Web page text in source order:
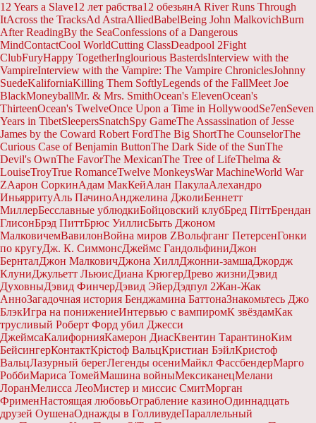
12 Years a Slave12 лет рабства12 обезьянA River Runs Through
ItAcross the TracksAd AstraAlliedBabelBeing John MalkovichBurn
After ReadingBy the SeaConfessions of a Dangerous
MindContactCool WorldCutting ClassDeadpool 2Fight
ClubFuryHappy TogetherInglourious BasterdsInterview with the
VampireInterview with the Vampire: The Vampire ChroniclesJohnny
SuedeKaliforniaKilling Them SoftlyLegends of the FallMeet Joe
BlackMoneyballMr. & Mrs. SmithOcean's ElevenOcean's
ThirteenOcean's TwelveOnce Upon a Time in HollywoodSe7enSeven
Years in TibetSleepersSnatchSpy GameThe Assassination of Jesse
James by the Coward Robert FordThe Big ShortThe CounselorThe
Curious Case of Benjamin ButtonThe Dark Side of the SunThe
Devil's OwnThe FavorThe MexicanThe Tree of LifeThelma &
LouiseTroyTrue RomanceTwelve MonkeysWar MachineWorld War
ZАарон СоркинАдам МакКейАлан ПакулаАлехандро
ИньярритуАль ПачиноАнджелина ДжолиБеннетт
МиллерБесславные ублюдкиБойцовский клубБред ПіттБрендан
ГлисонБрэд ПиттБрюс УиллисБыть Джоном
МалковичемВавилонВойна миров ZВольфганг ПетерсенГонки
по кругуДж. К. СиммонсДжеймс ГандольфиниДжон
БернталДжон МалковичДжона ХиллДжонни-замшаДжордж
КлуниДжульетт ЛьюисДиана КрюгерДрево жизниДэвид
ДуховныДэвид ФинчерДэвид ЭйерДэдпул 2Жан-Жак
АнноЗагадочная история Бенджамина БаттонаЗнакомьтесь Джо
БлэкИгра на понижениеИнтервью с вампиромК звёздамКак
трусливый Роберт Форд убил Джесси
ДжеймсаКалифорнияКамерон ДиасКвентин ТарантиноКим
БейсингерКонтактКрістоф ВальцКристиан БэйлКристоф
ВальцЛазурный берегЛегенды осениМайкл ФассбендерМарго
РоббиМариса ТомейМашина войныМексиканецМелани
ЛоранМелисса ЛеоМистер и миссис СмитМорган
ФрименНастоящая любовьОграбление казиноОдиннадцать
друзей ОушенаОднажды в ГолливудеПараллельный